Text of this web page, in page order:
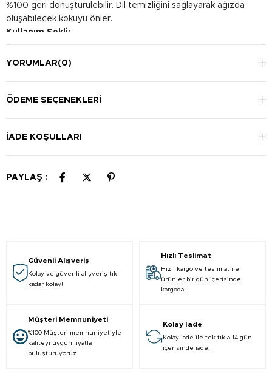
%100 geri dönüştürülebilir. Dil temizliğini sağlayarak ağızda
oluşabilecek kokuyu önler.
Kullanım Şekli:
Dilinizi fırçalamak için kullanın.
YORUMLAR(0)
ÖDEME SEÇENEKLERI
İADE KOŞULLARI
PAYLAŞ :
Güvenli Alışveriş
Kolay ve güvenli alışveriş tık
kadar kolay!
Hızlı Teslimat
Hızlı kargo ve teslimat ile
ürünler bir gün içerisinde
kargoda!
Müşteri Memnuniyeti
%100 Müşteri memnuniyetiyle
kaliteyi uygun fiyatla
buluşturuyoruz.
Kolay İade
Kolay iade ile tek tıkla 14 gün
içerisinde iade.